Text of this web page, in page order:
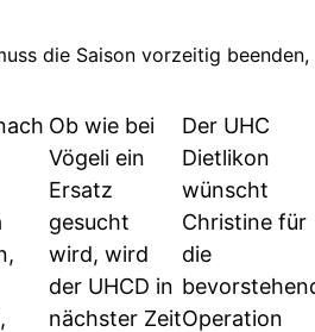
die Saison vorzeitig beenden,
Ob wie bei
Vögeli ein
Ersatz
gesucht
wird, wird
der UHCD in
nächster Zeit
Der UHC
Dietlikon
wünscht
Christine für
die
Operation